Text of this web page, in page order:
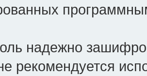
надежно
рекомендуется